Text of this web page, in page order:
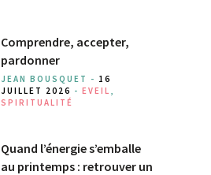
Comprendre, accepter,
pardonner
JEAN BOUSQUET - 16
JUILLET 2026 - EVEIL ,
SPIRITUALITÉ
Quand l’énergie s’emballe
au printemps : retrouver un